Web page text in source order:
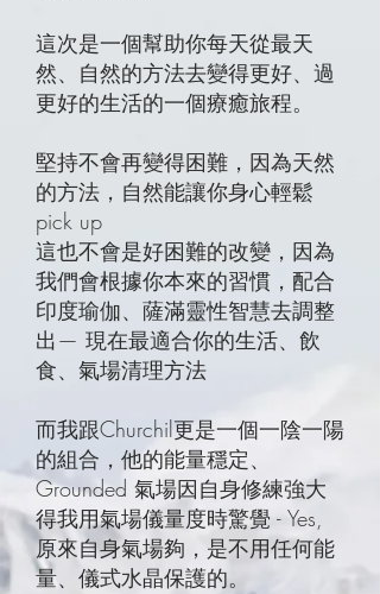
這次是一個幫助你每天從最天
然、自然的方法去變得更好、過
更好的生活的一個療癒旅程。
堅持不會再變得困難，因為天然
的方法，自然能讓你身心輕鬆
pick up
這也不會是好困難的改變，因為
我們會根據你本來的習慣，配合
印度瑜伽、薩滿靈性智慧去調整
出— 現在最適合你的生活、飲
食、氣場清理方法
而我跟Churchil更是一個一陰一陽
的組合，他的能量穩定、
Grounded 氣場因自身修練強大
得我用氣場儀量度時驚覺 - Yes,
原來自身氣場夠，是不用任何能
量、儀式水晶保護的。